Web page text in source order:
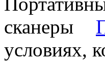
условиях,